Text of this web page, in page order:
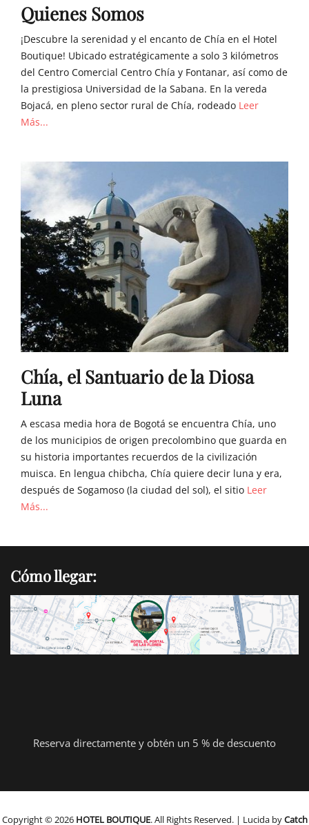
Quienes Somos
¡Descubre la serenidad y el encanto de Chía en el Hotel
Boutique! Ubicado estratégicamente a solo 3 kilómetros
del Centro Comercial Centro Chía y Fontanar, así como de
la prestigiosa Universidad de la Sabana. En la vereda
Bojacá, en pleno sector rural de Chía, rodeado Leer
Más...
Chía, el Santuario de la Diosa
Luna
A escasa media hora de Bogotá se encuentra Chía, uno
de los municipios de origen precolombino que guarda en
su historia importantes recuerdos de la civilización
muisca. En lengua chibcha, Chía quiere decir luna y era,
después de Sogamoso (la ciudad del sol), el sitio Leer
Más...
Cómo llegar:
Reserva directamente y obtén un 5 % de descuento
Copyright © 2026 HOTEL BOUTIQUE. All Rights Reserved. | Lucida byCatch